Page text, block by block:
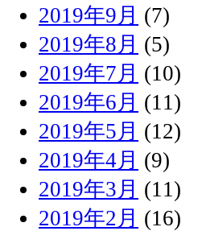
2019年9月 (7)
2019年8月 (5)
2019年7月 (10)
2019年6月 (11)
2019年5月 (12)
2019年4月 (9)
2019年3月 (11)
2019年2月 (16)